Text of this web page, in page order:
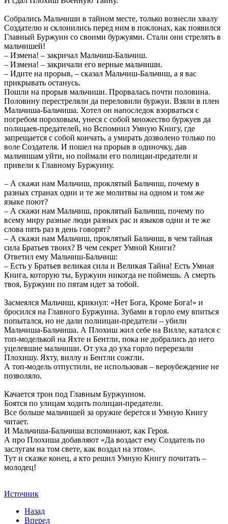
Собрались Мальчиши в тайном месте, только вознесли хвалу
Создателю и склонились перед ним в поклонах, как появился
Главный Буржуин со своими буржуями. Стали они стрелять в
мальчишей!
– Измена! – закричал Мальчиш-Бальчиш.
– Измена! – закричали его верные мальчиши.
– Идите на прорыв, – сказал Мальчиш-Бальчиш, а я вас
прикрывать останусь.
Пошли на прорыв мальчиши. Прорвалась почти половина.
Половину перестреляли да переловили буржуи. Взяли в плен
Мальчиша-Бальчиша. Хотел он напоследок взорваться с
погребом пороховым, унеся с собой множество буржуев да
полицаев-предателей, но Вспомнил Умную Книгу, где
запрещается с собой кончать, а умирать дозволено только по
воле Создателя. И пошел на прорыв в одиночку, дав
мальчишам уйти, но поймали его полицаи-предатели и
привели к Главному Буржуину.
– А скажи нам Мальчиш, проклятый Бальчиш, почему в
разных странах одни и те же молитвы на одном и том же
языке поют?
– А скажи нам Мальчиш, проклятый Бальчиш, почему по
всему миру разные люди разных рас и языков одни и те же
слова пять раз в день говорят?
– А скажи нам Мальчиш, проклятый Бальчиш, в чем тайная
сила Братьев твоих? В чем секрет Умной Книги?
Ответил ему Мальчиш-Бальчиш:
– Есть у Братьев великая сила и Великая Тайна! Есть Умная
Книга, которую ты, Буржуин никогда не поймешь. А смерть
твоя, Буржуин по пятам идет за тобой.
Засмеялся Мальчиш, крикнул: «Нет Бога, Кроме Бога!» и
бросился на Главного Буржуина. Зубами в горло ему впиться
попытался, но не дали полиицаи-предатели – убили
Мальчиша-Бальчиша. А Плохиш жил себе на Вилле, катался с
топ-моделькой на Яхте и Бентли, пока не добрались до него
уцелевшие мальчиши. От уха до уха горло перерезали
Плохишу. Яхту, виллу и Бентли сожгли.
А топ-модель отпустили, не использовав – вероубеждение не
позволяло.
Качается трон под Главным Буржуином.
Боятся по улицам ходить полицаи-предатели.
Все больше мальчишей за оружие берется и Умную Книгу
читает.
И Мальчиша-Бальчиша вспоминают, как Героя.
А про Плохиша добавляют «Да воздаст ему Создатель по
заслугам на том свете, как воздал на этом».
Тут и сказке конец, а кто решил Умную Книгу почитать –
молодец!
Источник
Назад
Вперед